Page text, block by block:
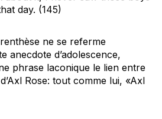
day. (145)
ne se referme
anecdote d’adolescence,
phrase laconique le lien entre
Rose: tout comme lui, «Axl